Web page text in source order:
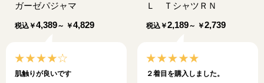
ガーゼパジャマ
税込 ￥4,389～ ￥4,829
肌触りが良いです
Ｌ ＴシャツＲＮ
税込￥2,189～ ￥2,739
２着目を購入しました。